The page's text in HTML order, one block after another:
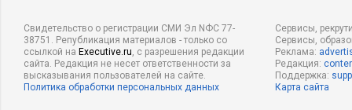
Свидетельство о регистрации СМИ Эл NФС 77-
38751. Републикация материалов - только со
ссылкой на Executive.ru, с разрешения редакции
сайта. Редакция не несет ответственности за
высказывания пользователей на сайте.
Политика обработки персональных данных
Сервисы,
Сервисы,
Реклама:
Редакция:
Поддержка:
Карта сайта